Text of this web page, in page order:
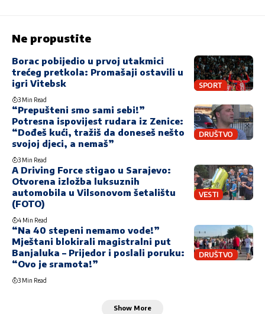
Ne propustite
SPORT
Borac pobijedio u prvoj utakmici
trećeg pretkola: Promašaji ostavili u
igri Vitebsk
3 Min Read
DRUŠTVO
“Prepušteni smo sami sebi!”
Potresna ispovijest rudara iz Zenice:
“Dođeš kući, tražiš da doneseš nešto
svojoj djeci, a nemaš”
3 Min Read
VESTI
A Driving Force stigao u Sarajevo:
Otvorena izložba luksuznih
automobila u Vilsonovom šetalištu
(FOTO)
4 Min Read
DRUŠTVO
“Na 40 stepeni nemamo vode!”
Mještani blokirali magistralni put
Banjaluka – Prijedor i poslali poruku:
“Ovo je sramota!”
3 Min Read
Show More